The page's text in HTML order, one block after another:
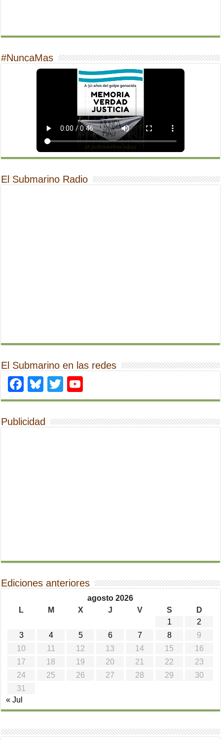
#NuncaMas
El Submarino Radio
El Submarino en las redes
Facebook
Bluesky
Twitter
Publicidad
Ediciones anteriores
agosto 2026
L
M X J V S
D
1
2
3
4 5 6 7 8
9
10
11 12 13 14 15
16
17
18 19 20 21 22
23
24
25 26 27 28 29
30
31
« Jul